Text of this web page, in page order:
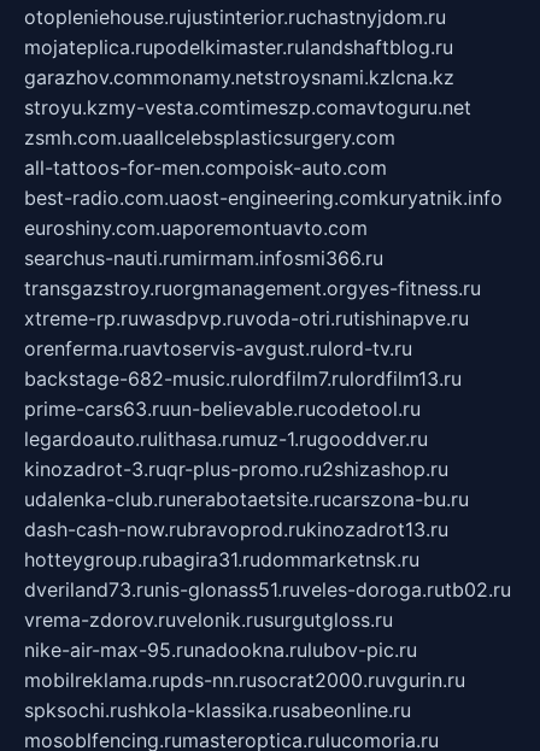
otopleniehouse.rujustinterior.ruchastnyjdom.ru
mojateplica.rupodelkimaster.rulandshaftblog.ru
garazhov.commonamy.netstroysnami.kzlcna.kz
stroyu.kzmy-vesta.comtimeszp.comavtoguru.net
zsmh.com.uaallcelebsplasticsurgery.com
all-tattoos-for-men.compoisk-auto.com
best-radio.com.uaost-engineering.comkuryatnik.info
euroshiny.com.uaporemontuavto.com
searchus-nauti.rumirmam.infosmi366.ru
transgazstroy.ruorgmanagement.orgyes-fitness.ru
xtreme-rp.ruwasdpvp.ruvoda-otri.rutishinapve.ru
orenferma.ruavtoservis-avgust.rulord-tv.ru
backstage-682-music.rulordfilm7.rulordfilm13.ru
prime-cars63.ruun-believable.rucodetool.ru
legardoauto.rulithasa.rumuz-1.rugooddver.ru
kinozadrot-3.ruqr-plus-promo.ru2shizashop.ru
udalenka-club.runerabotaetsite.rucarszona-bu.ru
dash-cash-now.rubravoprod.rukinozadrot13.ru
hotteygroup.rubagira31.rudommarketnsk.ru
dveriland73.runis-glonass51.ruveles-doroga.rutb02.ru
vrema-zdorov.ruvelonik.rusurgutgloss.ru
nike-air-max-95.runadookna.rulubov-pic.ru
mobilreklama.rupds-nn.rusocrat2000.ruvgurin.ru
spksochi.rushkola-klassika.rusabeonline.ru
mosoblfencing.rumasteroptica.rulucomoria.ru